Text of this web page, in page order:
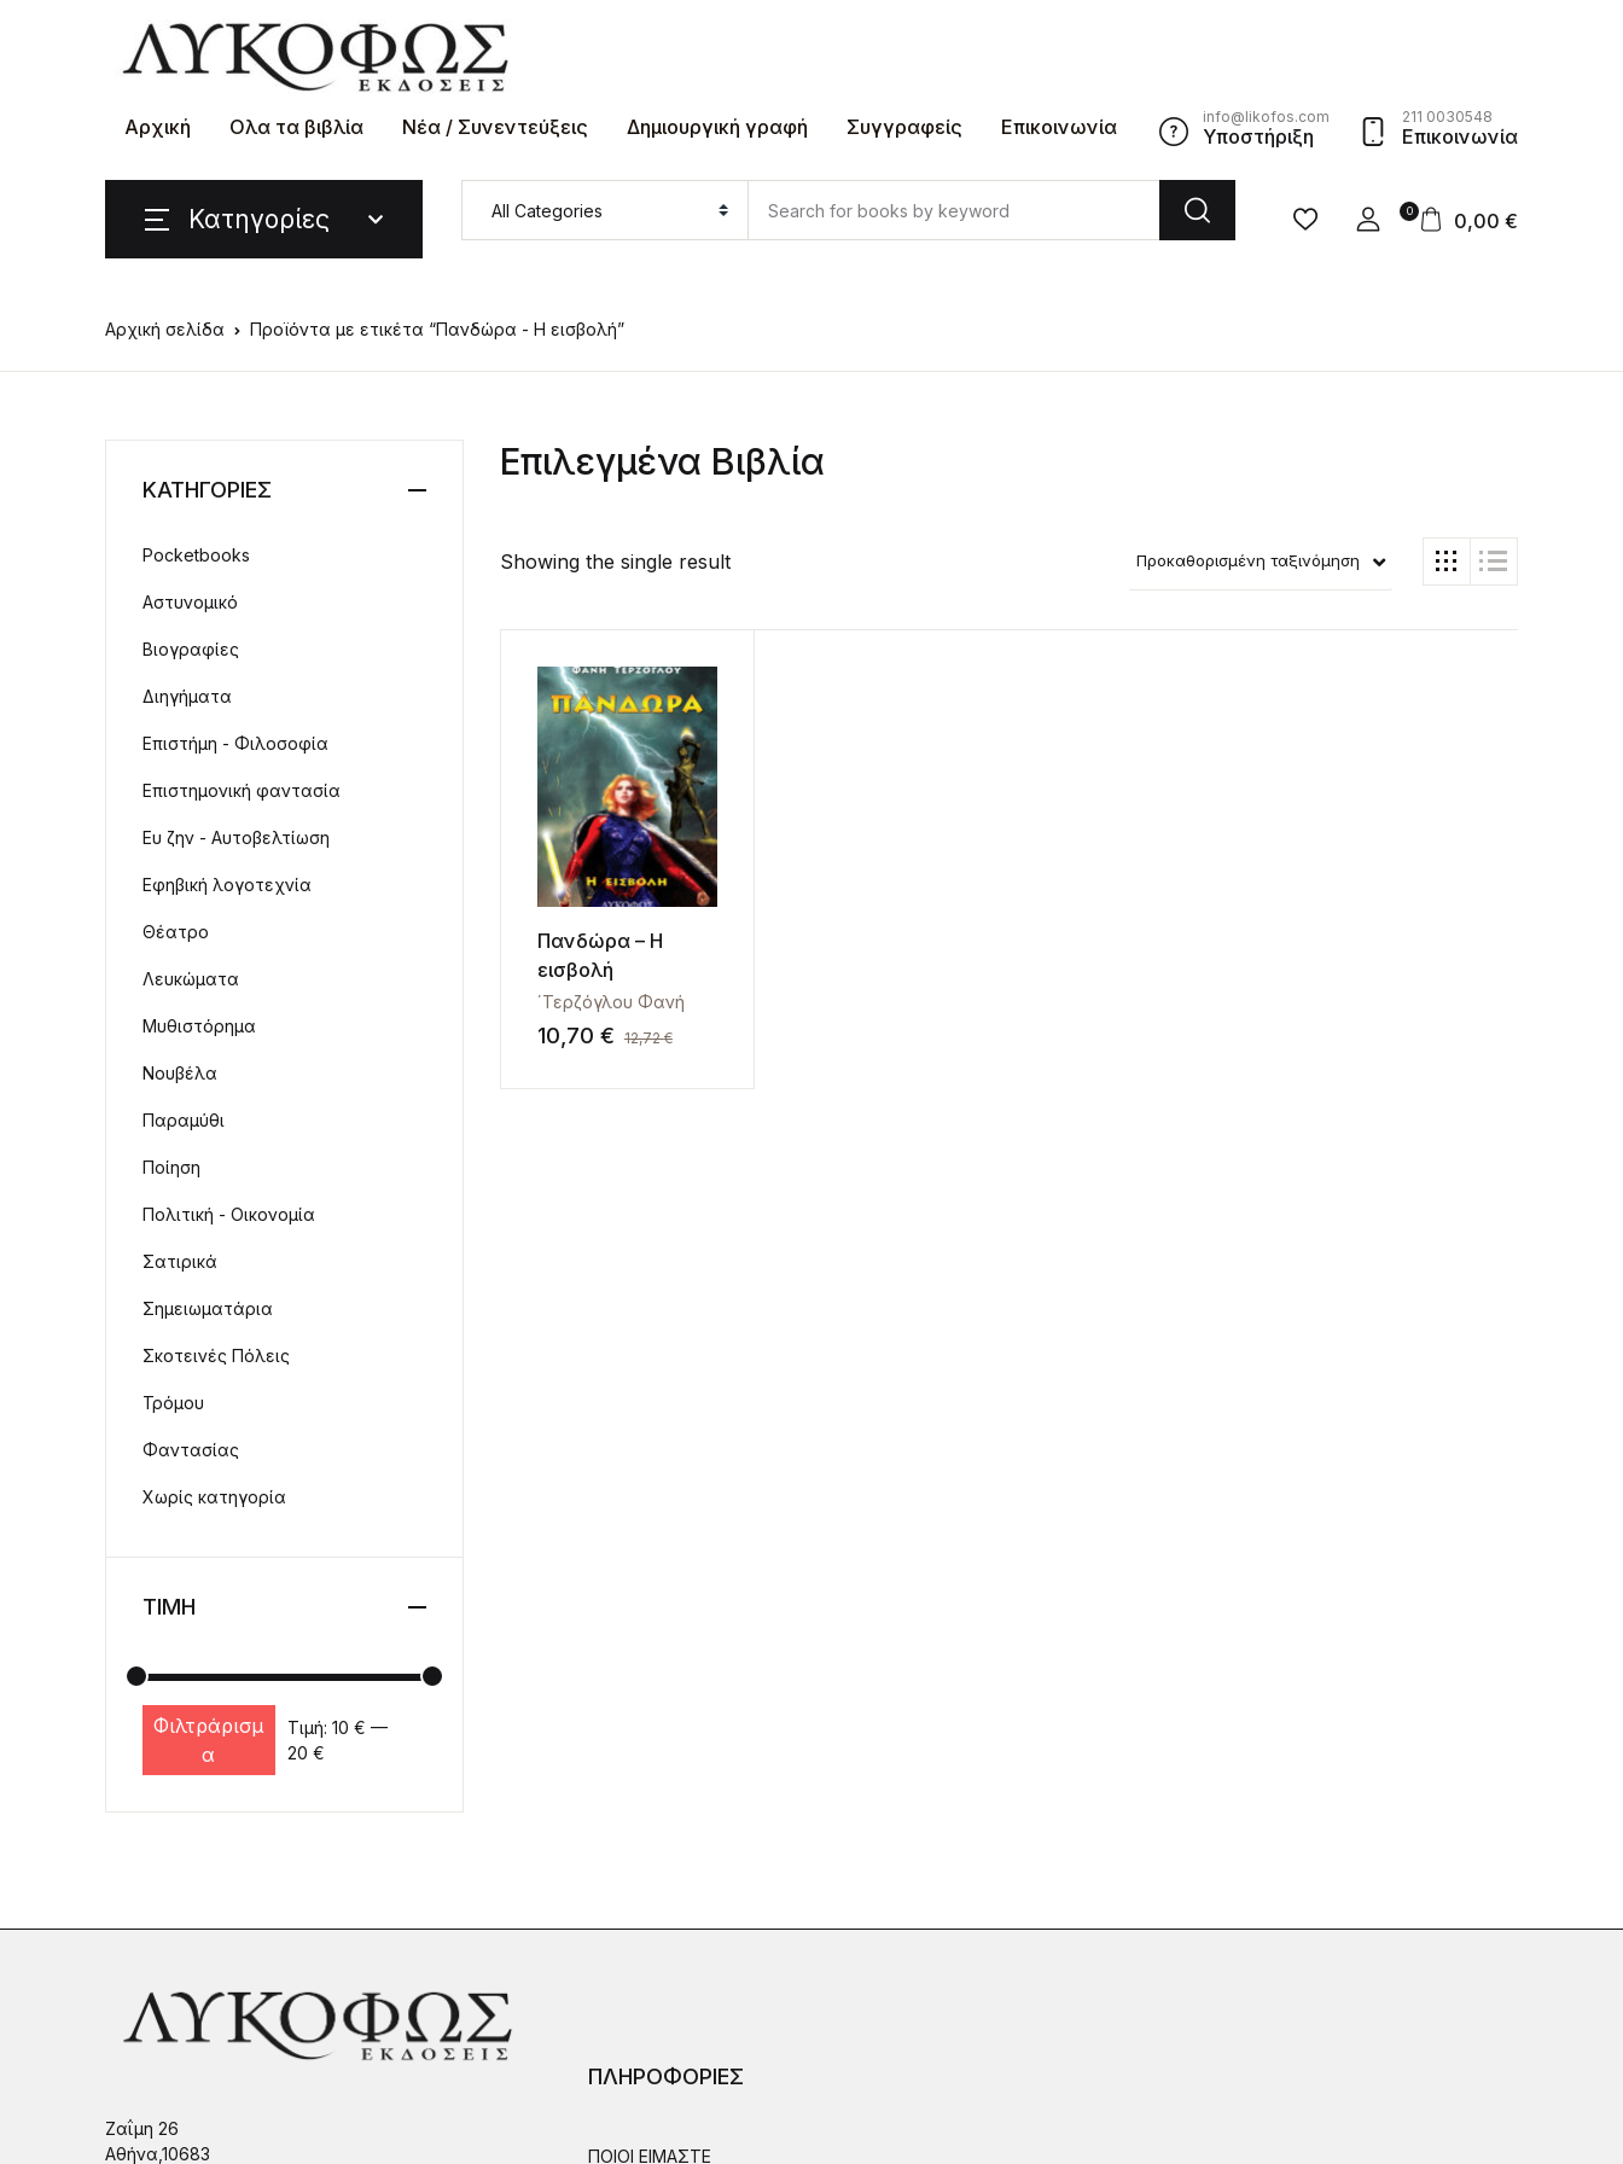
Αρχική Ολα τα βιβλία Νέα / Συνεντεύξεις Δημιουργική γραφή Συγγραφείς Επικοινωνία info@likofos.com
Υποστήριξη
211 0030548
Επικοινωνία
Κατηγορίες 0 0,00 €
Αρχική σελίδα Προϊόντα με ετικέτα “Πανδώρα - Η εισβολή”
Επιλεγμένα Βιβλία
Showing the single result Προκαθορισμένη ταξινόμηση
Πανδώρα – Η
εισβολή
΄Τερζόγλου Φανή
10,70 € 12,72€
ΚΑΤΗΓΟΡΙΕΣ
Pocketbooks
Αστυνομικό
Βιογραφίες
Διηγήματα
Επιστήμη - Φιλοσοφία
Επιστημονική φαντασία
Ευ ζην - Αυτοβελτίωση
Εφηβική λογοτεχνία
Θέατρο
Λευκώματα
Μυθιστόρημα
Νουβέλα
Παραμύθι
Ποίηση
Πολιτική - Οικονομία
Σατιρικά
Σημειωματάρια
Σκοτεινές Πόλεις
Τρόμου
Φαντασίας
Χωρίς κατηγορία
ΤΙΜΗ
Ελάχιστη τιμή
Μέγιστη τιμή
Φιλτράρισμ
α
Τιμή: 10 € —
20 €
Ζαΐμη 26
Αθήνα,10683
ΠΛΗΡΟΦΟΡΙΕΣ
ΠΟΙΟΙ ΕΙΜΑΣΤΕ